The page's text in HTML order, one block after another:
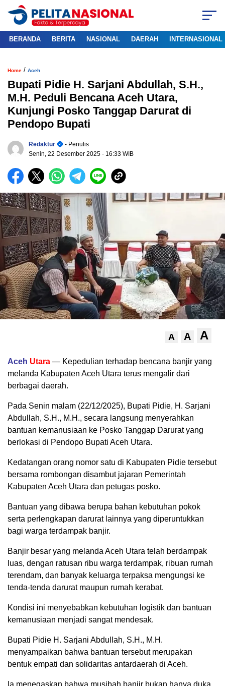
BERANDA BERITA NASIONAL DAERAH INTERNASIONAL
Home / Aceh
Bupati Pidie H. Sarjani Abdullah, S.H.,
M.H. Peduli Bencana Aceh Utara,
Kunjungi Posko Tanggap Darurat di
Pendopo Bupati
Redaktur
- Penulis
Senin, 22 Desember 2025 - 16:33 WIB
A A A
Aceh Utara — Kepedulian terhadap bencana banjir yang
melanda Kabupaten Aceh Utara terus mengalir dari
berbagai daerah.
Pada Senin malam (22/12/2025), Bupati Pidie, H. Sarjani
Abdullah, S.H., M.H., secara langsung menyerahkan
bantuan kemanusiaan ke Posko Tanggap Darurat yang
berlokasi di Pendopo Bupati Aceh Utara.
Kedatangan orang nomor satu di Kabupaten Pidie tersebut
bersama rombongan disambut jajaran Pemerintah
Kabupaten Aceh Utara dan petugas posko.
Bantuan yang dibawa berupa bahan kebutuhan pokok
serta perlengkapan darurat lainnya yang diperuntukkan
bagi warga terdampak banjir.
Banjir besar yang melanda Aceh Utara telah berdampak
luas, dengan ratusan ribu warga terdampak, ribuan rumah
terendam, dan banyak keluarga terpaksa mengungsi ke
tenda-tenda darurat maupun rumah kerabat.
Kondisi ini menyebabkan kebutuhan logistik dan bantuan
kemanusiaan menjadi sangat mendesak.
Bupati Pidie H. Sarjani Abdullah, S.H., M.H.
menyampaikan bahwa bantuan tersebut merupakan
bentuk empati dan solidaritas antardaerah di Aceh.